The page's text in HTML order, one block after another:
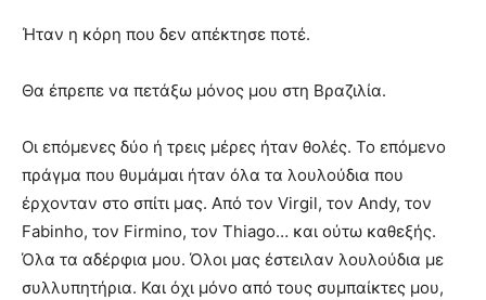
Ήταν η κόρη που δεν απέκτησε ποτέ.
Θα έπρεπε να πετάξω μόνος μου στη Βραζιλία.
Οι επόμενες δύο ή τρεις μέρες ήταν θολές. Το επόμενο
πράγμα που θυμάμαι ήταν όλα τα λουλούδια που
έρχονταν στο σπίτι μας. Από τον Virgil, τον Andy, τον
Fabinho, τον Firmino, τον Thiago… και ούτω καθεξής.
Όλα τα αδέρφια μου. Όλοι μας έστειλαν λουλούδια με
συλλυπητήρια. Και όχι μόνο από τους συμπαίκτες μου,